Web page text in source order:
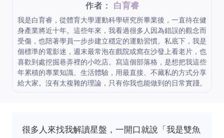
作者： 白育睿
我是白育睿，從體育大學運動科學研究所畢業後，一直待在健
身產業將近十年。這些年來，我看過很多人因為錯誤的觀念而
受傷，也陪著學員一步步建立穩定的運動習慣。私底下，我是
個標準的電影迷，週末最常泡在戲院或窩在沙發上看老片，也
喜歡到處挖掘巷弄裡的小吃店。寫這個部落格，是想把我這些
年累積的專業知識、生活體驗，用最直接、不藏私的方式分享
給大家。沒有太複雜的理論，只有你我也能做到的日常實踐。
很多人來找我解讀星盤，一開口就說「我是雙魚